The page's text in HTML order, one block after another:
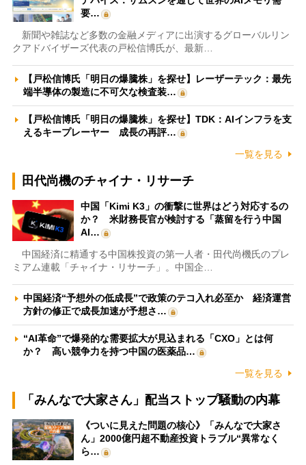
要…
新聞や雑誌など多数の金融メディアに出演するグローバルリン
クアドバイザーズ代表の戸松信博氏が、最新…
【戸松信博氏「明日の爆騰株」を探せ】レーザーテック：最先
端半導体の製造に不可欠な検査装…
【戸松信博氏「明日の爆騰株」を探せ】TDK：AIインフラを支
えるキープレーヤー 成長の再評…
一覧を見る
田代尚機のチャイナ・リサーチ
中国「Kimi K3」の衝撃に世界はどう対応するの
か？ 米財務長官が検討する「蒸留を行う中国
AI…
中国経済に精通する中国株投資の第一人者・田代尚機氏のプレ
ミアム連載「チャイナ・リサーチ」。中国企…
中国経済“予想外の低成長”で政策のテコ入れ必至か 経済運営
方針の修正で成長加速が予想さ…
“AI革命”で爆発的な需要拡大が見込まれる「CXO」とは何
か？ 高い競争力を持つ中国の医薬品…
一覧を見る
「みんなで大家さん」配当ストップ騒動の内幕
《ついに見えた問題の核心》「みんなで大家さ
ん」2000億円超不動産投資トラブル“異常なく
ら…